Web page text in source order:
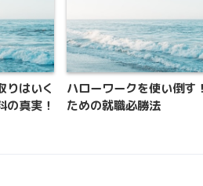
りはいく
の真実！
ハローワークを使い倒す
ための就職必勝法